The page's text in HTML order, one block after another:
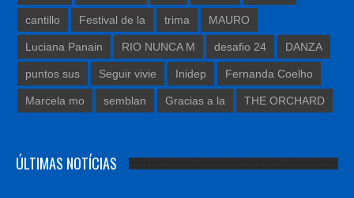
cantillo Festival de la trima MAURO
Luciana Panain RIO NUNCA M desafio 24 DANZA
puntos sus Seguir vivie Inidep Fernanda Coelho
Marcela mo semblan Gracias a la THE ORCHARD
ÚLTIMAS NOTÍCIAS